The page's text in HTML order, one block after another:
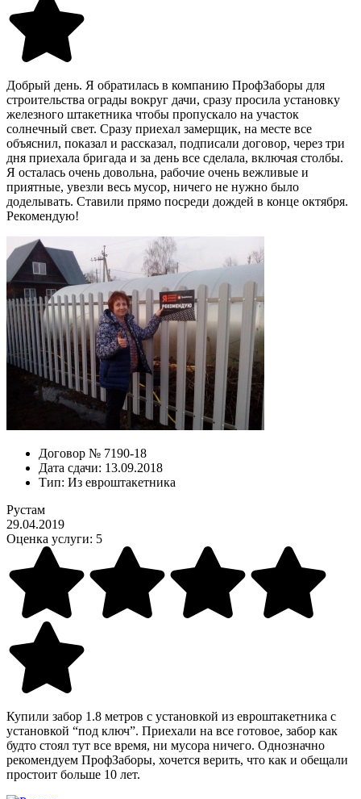
Добрый день. Я обратилась в компанию ПрофЗаборы для
строительства ограды вокруг дачи, сразу просила установку
железного штакетника чтобы пропускало на участок
солнечный свет. Сразу приехал замерщик, на месте все
объяснил, показал и рассказал, подписали договор, через три
дня приехала бригада и за день все сделала, включая столбы.
Я осталась очень довольна, рабочие очень вежливые и
приятные, увезли весь мусор, ничего не нужно было
доделывать. Ставили прямо посреди дождей в конце октября.
Рекомендую!
Договор № 7190-18
Дата сдачи: 13.09.2018
Тип: Из евроштакетника
Рустам
29.04.2019
Оценка услуги: 5
Купили забор 1.8 метров с установкой из евроштакетника с
установкой “под ключ”. Приехали на все готовое, забор как
будто стоял тут все время, ни мусора ничего. Однозначно
рекомендуем ПрофЗаборы, хочется верить, что как и обещали
простоит больше 10 лет.